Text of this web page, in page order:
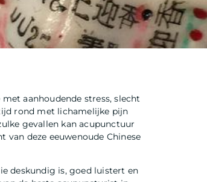
aanhoudende stress, slecht
rond met lichamelijke pijn
gevallen kan acupunctuur
van deze eeuwenoude Chinese
deskundig is, goed luistert en